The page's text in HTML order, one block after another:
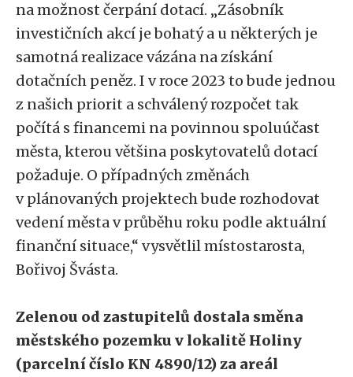
na možnost čerpání dotací. „Zásobník
investičních akcí je bohatý a u některých je
samotná realizace vázána na získání
dotačních peněz. I v roce 2023 to bude jednou
z našich priorit a schválený rozpočet tak
počítá s financemi na povinnou spoluúčast
města, kterou většina poskytovatelů dotací
požaduje. O případných změnách
v plánovaných projektech bude rozhodovat
vedení města v průběhu roku podle aktuální
finanční situace,“ vysvětlil místostarosta,
Bořivoj Švásta.
Zelenou od zastupitelů dostala směna
městského pozemku v lokalitě Holiny
(parcelní číslo KN 4890/12) za areál